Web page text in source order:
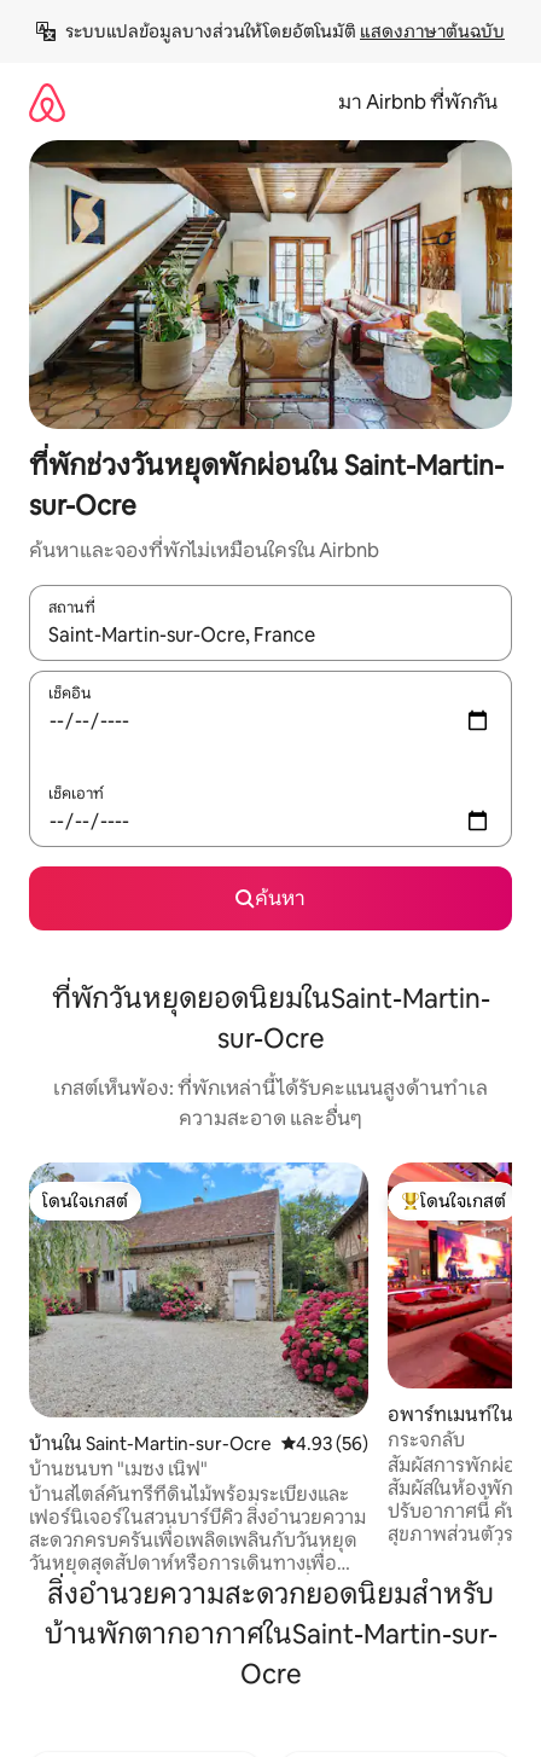
เนื้อหา
ระบบแปลข้อมูลบางส่วนให้โดยอัตโนมัติ แสดงภาษาต้นฉบับ
มา Airbnb ที่พักกัน
ที่พักช่วงวันหยุดพักผ่อนใน Saint-Martin-
sur-Ocre
ค้นหาและจองที่พักไม่เหมือนใครใน Airbnb
สถานที่
ใช้ลูกศรขึ้นลง หรือใช้การสัมผัสหรือปัด เพื่อสำรวจผลการค้นหา
เช็คอิน
เช็คเอาท์
ค้นหา
ที่พักวันหยุดยอดนิยมในSaint-Martin-
sur-Ocre
เกสต์เห็นพ้อง: ที่พักเหล่านี้ได้รับคะแนนสูงด้านทำเล
ความสะอาด และอื่นๆ
โดนใจเกสต์
โดนใจเกสต์
บ้านใน Saint-Martin-sur-Ocre คะแนนเฉลี่ย 4.93 จาก 5, 56 รีวิว
4.93 (56)
บ้านชนบท "เมซง เนิฟ"
บ้านสไตล์คันทรีที่ดินไม้พร้อมระเบียงและ
เฟอร์นิเจอร์ในสวนบาร์บีคิว สิ่งอำนวยความ
สะดวกครบครันเพื่อเพลิดเพลินกับวันหยุด
วันหยุดสุดสัปดาห์หรือการเดินทางเพื่อ
ธุรกิจ ห้องรับประทานอาหาร/ห้องนั่งเล่น
ห้องครัวที่มีอุปกรณ์ครบครันห้องน้ำและ
ห้องสุขาที่ชั้นล่างมี 4 ห้องนอนและ 1
Martin sur Ocre ห่างจาก Gien ไปทางใต้ 12
โดนใจเกสต์ที่สุด
โดนใจเกสต์
อพาร์ทเมนท์ใน
กระจกลับ
สัมผัสการพักผ่อน
สัมผัสในห้องพัก
ปรับอากาศนี้ ค้น
สุขภาพส่วนตัวระดั
น้ำแรงดันสูง • ก
อาชีพและห้องนอน
การตกแต่งที่หรูห
เพดาน • ห้องครัว
สิ่งอำนวยความสะดวกยอดนิยมสำหรับ
บ้านพักตากอากาศในSaint-Martin-sur-
Ocre